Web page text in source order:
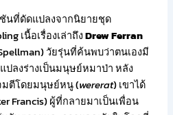
นที่ดัดแปลงจากนิยายชุด
เนื้อเรื่องเล่าถึงDrew Ferran
วัยรุ่นที่ค้นพบว่าตนเองมี
ปลงร่างเป็นมนุษย์หมาป่า หลัง
มตีโดยมนุษย์หนู (wererat) เขาได้
Francis) ผู้ที่กลายมาเป็นเพื่อน